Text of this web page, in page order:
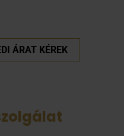
ÁRAT KÉREK